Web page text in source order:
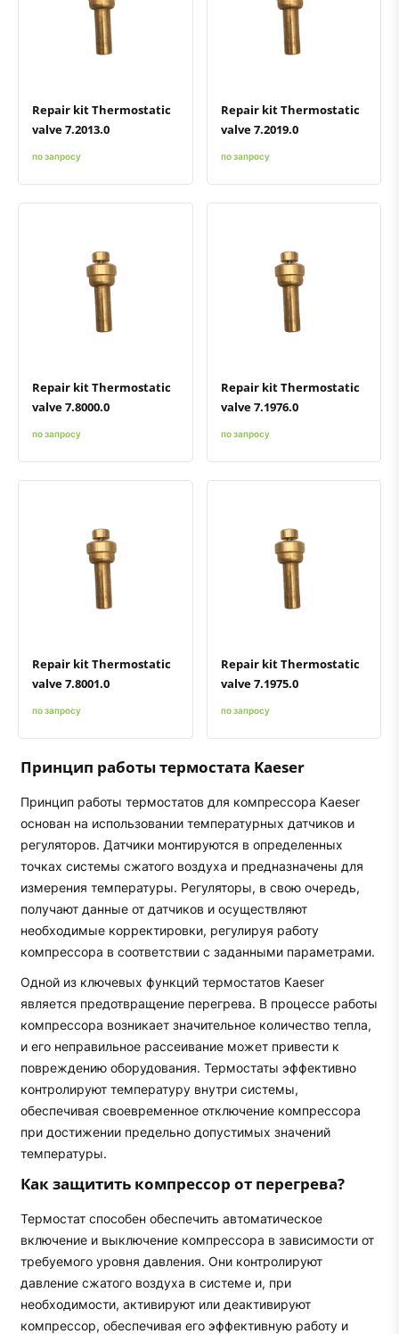
Быстрый просмотрДобавить к сравнению
Repair kit Thermostatic
valve 7.2013.0
по запросу
Быстрый просмотрДобавить к сравнению
Repair kit Thermostatic
valve 7.2019.0
по запросу
Быстрый просмотрДобавить к сравнению
Repair kit Thermostatic
valve 7.8000.0
по запросу
Быстрый просмотрДобавить к сравнению
Repair kit Thermostatic
valve 7.1976.0
по запросу
Быстрый просмотрДобавить к сравнению
Repair kit Thermostatic
valve 7.8001.0
по запросу
Быстрый просмотрДобавить к сравнению
Repair kit Thermostatic
valve 7.1975.0
по запросу
Принцип работы термостата Kaeser
Принцип работы термостатов для компрессора Kaeser
основан на использовании температурных датчиков и
регуляторов. Датчики монтируются в определенных
точках системы сжатого воздуха и предназначены для
измерения температуры. Регуляторы, в свою очередь,
получают данные от датчиков и осуществляют
необходимые корректировки, регулируя работу
компрессора в соответствии с заданными параметрами.
Одной из ключевых функций термостатов Kaeser
является предотвращение перегрева. В процессе работы
компрессора возникает значительное количество тепла,
и его неправильное рассеивание может привести к
повреждению оборудования. Термостаты эффективно
контролируют температуру внутри системы,
обеспечивая своевременное отключение компрессора
при достижении предельно допустимых значений
температуры.
Как защитить компрессор от перегрева?
Термостат способен обеспечить автоматическое
включение и выключение компрессора в зависимости от
требуемого уровня давления. Они контролируют
давление сжатого воздуха в системе и, при
необходимости, активируют или деактивируют
компрессор, обеспечивая его эффективную работу и